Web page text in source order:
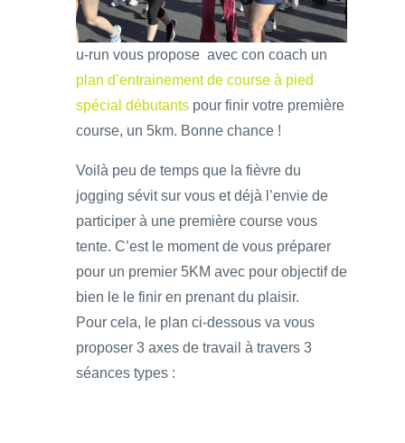
u-run vous propose avec con coach un
plan d’entrainement de course à pied
spécial débutants pour finir votre première
course, un 5km. Bonne chance !
Voilà peu de temps que la fièvre du
jogging sévit sur vous et déjà l’envie de
participer à une première course vous
tente. C’est le moment de vous préparer
pour un premier 5KM avec pour objectif de
bien le le finir en prenant du plaisir.
Pour cela, le plan ci-dessous va vous
proposer 3 axes de travail à travers 3
séances types :